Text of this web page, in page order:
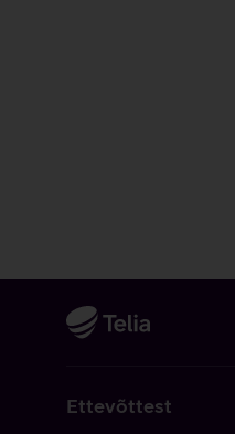
Ettevõttest